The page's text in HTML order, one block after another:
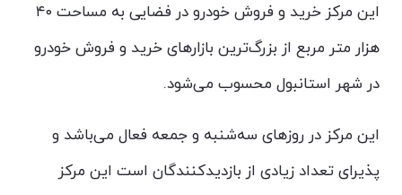
این مرکز خرید و فروش خودرو در فضایی به مساحت ۴۰
هزار متر مربع از بزرگ‌ترین بازارهای خرید و فروش خودرو
در شهر استانبول محسوب می‌شود.
این مرکز در روزهای سه‌شنبه و جمعه فعال می‌باشد و
پذیرای تعداد زیادی از بازدیدکنندگان است این مرکز